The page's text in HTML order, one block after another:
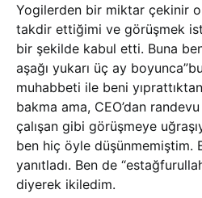
Yogilerden bir miktar çekinir
takdir ettiğimi ve görüşmek
bir şekilde kabul etti. Buna
aşağı yukarı üç ay
muhabbeti ile beni
bakma ama, CEO’dan
çalışan gibi görüşmeye
ben hiç öyle düşünmemiştim.
yanıtladı. Ben de
diyerek ikiledim.